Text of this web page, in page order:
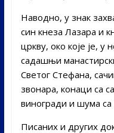
Наводно, у знак
син кнеза Лазара и
цркву, око које је, у
садашњи
Светог Стефана,
звонара, конаци са
виногради и шума
Писаних и других